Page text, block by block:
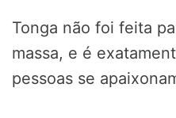
Tonga não foi feita
massa, e é
pessoas se